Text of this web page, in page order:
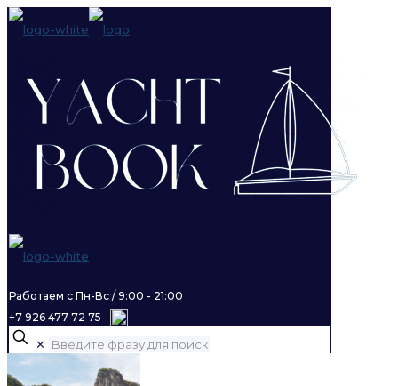
Работаем с Пн-Вс / 9:00 - 21:00
+7 926 477 72 75
✕